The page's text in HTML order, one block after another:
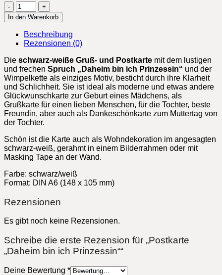
Postkarte
"Daheim
bin
ich
Prinzessin"
Menge
In den Warenkorb
Beschreibung
Rezensionen (0)
Die schwarz-weiße Gruß- und Postkarte mit dem lustigen
und frechen Spruch „Daheim bin ich Prinzessin“ und der
Wimpelkette als einziges Motiv, besticht durch ihre Klarheit
und Schlichheit. Sie ist ideal als moderne und etwas andere
Glückwunschkarte zur Geburt eines Mädchens, als
Grußkarte für einen lieben Menschen, für die Tochter, beste
Freundin, aber auch als Dankeschönkarte zum Muttertag von
der Tochter.
Schön ist die Karte auch als Wohndekoration im angesagten
schwarz-weiß, gerahmt in einem Bilderrahmen oder mit
Masking Tape an der Wand.
Farbe: schwarz/weiß
Format: DIN A6 (148 x 105 mm)
Rezensionen
Es gibt noch keine Rezensionen.
Schreibe die erste Rezension für „Postkarte
„Daheim bin ich Prinzessin““
Deine Bewertung *